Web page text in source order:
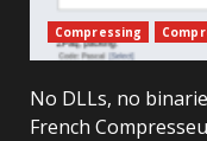
Compressing
No DLLs, no
French